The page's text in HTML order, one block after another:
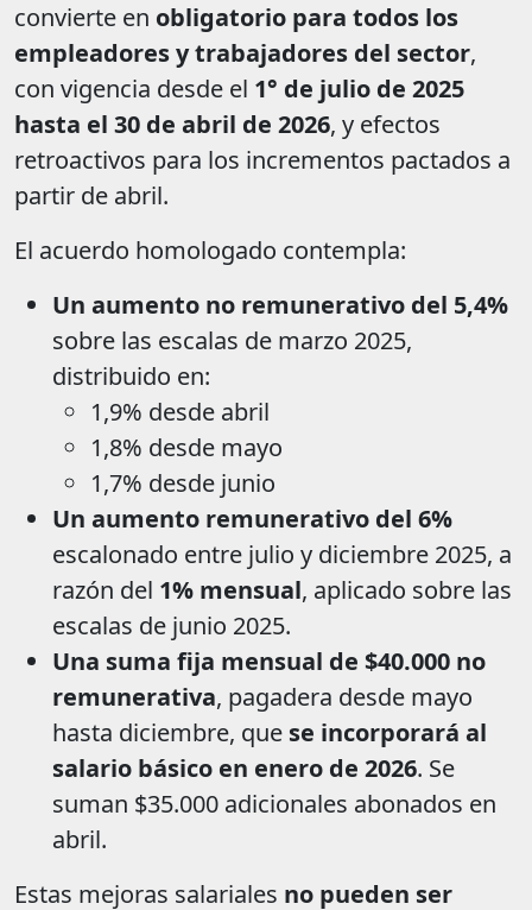
convierte en obligatorio para todos los
empleadores y trabajadores del sector,
con vigencia desde el 1° de julio de 2025
hasta el 30 de abril de 2026, y efectos
retroactivos para los incrementos pactados a
partir de abril.
El acuerdo homologado contempla:
Un aumento no remunerativo del 5,4%
sobre las escalas de marzo 2025,
distribuido en:
1,9% desde abril
1,8% desde mayo
1,7% desde junio
Un aumento remunerativo del 6%
escalonado entre julio y diciembre 2025, a
razón del 1% mensual, aplicado sobre las
escalas de junio 2025.
Una suma fija mensual de $40.000 no
remunerativa, pagadera desde mayo
hasta diciembre, que se incorporará al
salario básico en enero de 2026. Se
suman $35.000 adicionales abonados en
abril.
Estas mejoras salariales no pueden ser